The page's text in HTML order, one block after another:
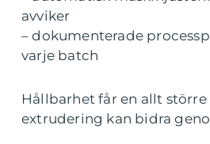
avviker
– dokumenterade
varje batch
Hållbarhet får en allt
extrudering kan bidra